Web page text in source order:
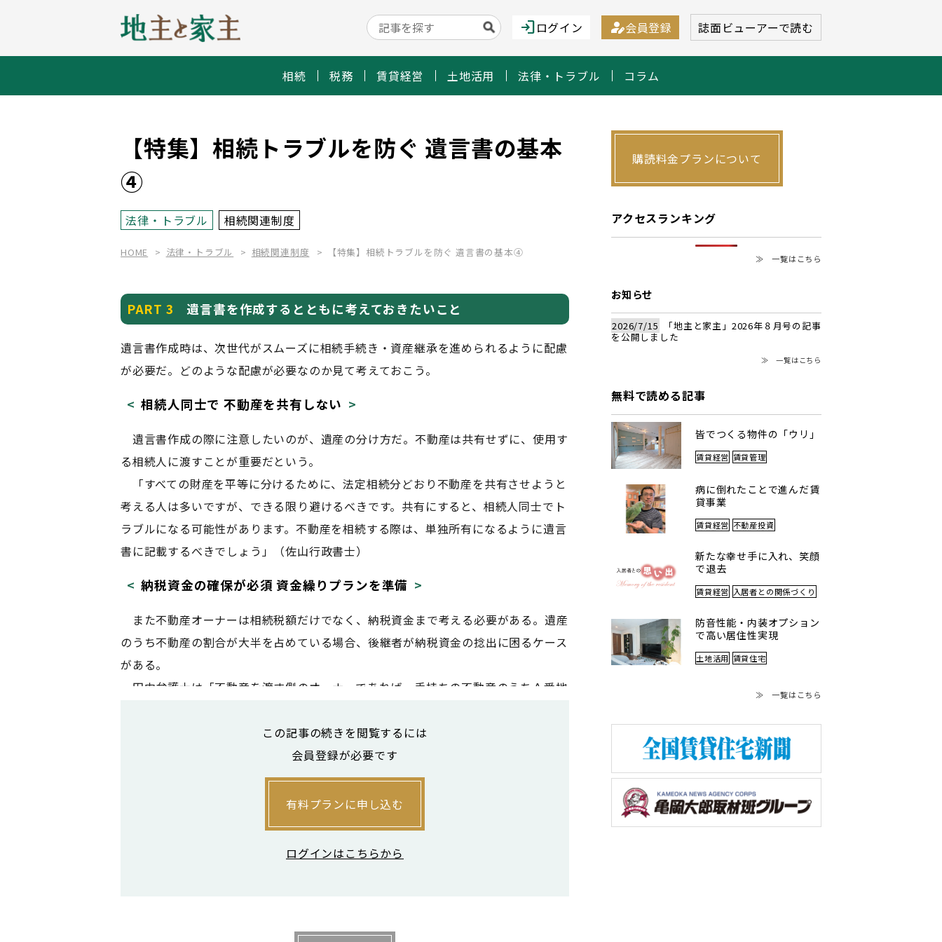
loginログイン person_edit会員登録 誌面ビューアーで読む
相続 税務 賃貸経営 土地活用 法律・トラブル コラム
【特集】相続トラブルを防ぐ 遺言書の基本
④
法律・トラブル 相続関連制度
HOME 法律・トラブル 相続関連制度 【特集】相続トラブルを防ぐ 遺言書の基本④
PART 3 遺言書を作成するとともに考えておきたいこと
遺言書作成時は、次世代がスムーズに相続手続き・資産継承を進められるように配慮
が必要だ。どのような配慮が必要なのか見て考えておこう。
相続人同士で 不動産を共有しない
遺言書作成の際に注意したいのが、遺産の分け方だ。不動産は共有せずに、使用す
る相続人に渡すことが重要だという。
「すべての財産を平等に分けるために、法定相続分どおり不動産を共有させようと
考える人は多いですが、できる限り避けるべきです。共有にすると、相続人同士でト
ラブルになる可能性があります。不動産を相続する際は、単独所有になるように遺言
書に記載するべきでしょう」（佐山行政書士）
納税資金の確保が必須 資金繰りプランを準備
また不動産オーナーは相続税額だけでなく、納税資金まで考える必要がある。遺産
のうち不動産の割合が大半を占めている場合、後継者が納税資金の捻出に困るケース
がある。
田中弁護士は「不動産を渡す側のオーナーであれば、手持ちの不動産のうちＡ番地
ーナーは不動産取引に慣れておらず、相続税申告がスムーズに進まない場合がありま
す」と話す。後継者の納税プランも示しておきたい。
「相続税の納税のために不動産を売却するとしても、スケジュールを考えなければ
なりません。そのスケジュールを考えていくうえで、どのようなタイミングでどのく
この記事の続きを閲覧するには
会員登録が必要です
有料プランに申し込む
ログインはこちらから
購読料金プランについて
アクセスランキング
≫ 一覧はこちら
お知らせ
2026/7/15
「地主と家主」2026年８月号の記事
を公開しました
≫ 一覧はこちら
無料で読める記事
皆でつくる物件の「ウリ」
賃貸経営 賃貸管理
病に倒れたことで進んだ賃
貸事業
賃貸経営 不動産投資
新たな幸せ手に入れ、笑顔
で退去
賃貸経営 入居者との関係づくり
防音性能・内装オプション
で高い居住性実現
土地活用 賃貸住宅
≫ 一覧はこちら